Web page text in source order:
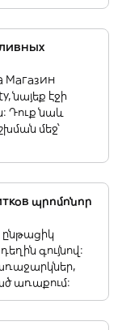
Магазин
նայեք էջի
Դուք նաև
մեջ՝
պրոմոնոր
գույնով:
առաքում: